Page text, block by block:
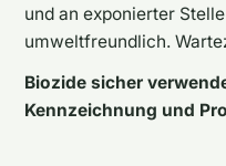
und an exponierter
umweltfreundlich.
Biozide sicher
Kennzeichnung und